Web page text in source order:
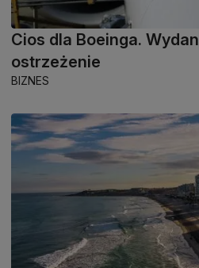
Cios dla Boeinga.
ostrzeżenie
BIZNES